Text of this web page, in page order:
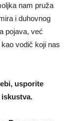
nam pruža
i duhovnog
pojava, već
vodič koji nas
usporite